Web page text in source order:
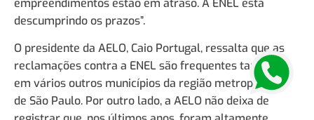
empreendimentos estão em atraso. A ENEL está
descumprindo os prazos”.
O presidente da AELO, Caio Portugal, ressalta que as
reclamações contra a ENEL são frequentes também
em vários outros municípios da região metropolitana
de São Paulo. Por outro lado, a AELO não deixa de